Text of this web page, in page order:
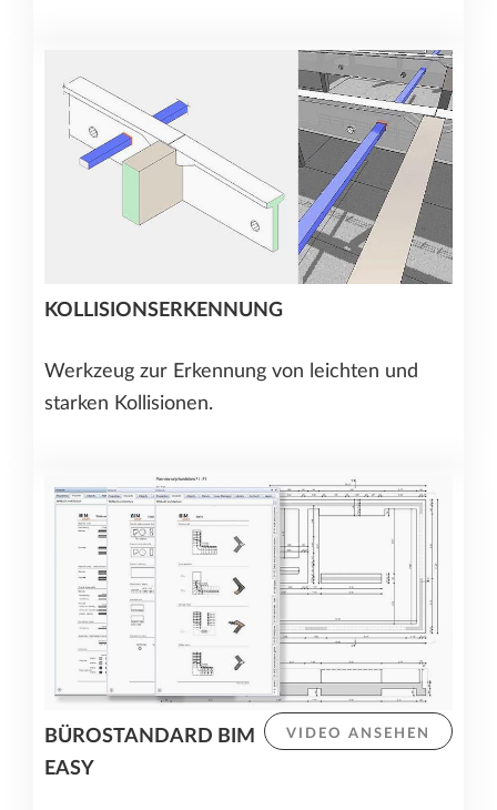
KOLLISIONSERKENNUNG
Werkzeug zur Erkennung von leichten und
starken Kollisionen.
VIDEO ANSEHEN
BÜROSTANDARD BIM
EASY